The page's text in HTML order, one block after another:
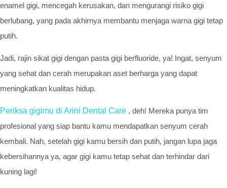
enamel gigi, mencegah kerusakan, dan mengurangi risiko gigi
berlubang, yang pada akhirnya membantu menjaga warna gigi tetap
putih.
Jadi, rajin sikat gigi dengan pasta gigi berfluoride, ya! Ingat, senyum
yang sehat dan cerah merupakan aset berharga yang dapat
meningkatkan kualitas hidup.
Periksa gigimu di Arini Dental Care , deh! Mereka punya tim
profesional yang siap bantu kamu mendapatkan senyum cerah
kembali. Nah, setelah gigi kamu bersih dan putih, jangan lupa jaga
kebersihannya ya, agar gigi kamu tetap sehat dan terhindar dari
kuning lagi!